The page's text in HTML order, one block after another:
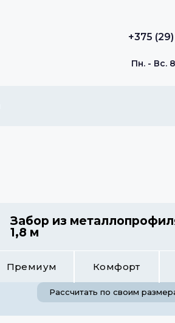
+375 (29)
Пн. - Вс.
Забор из
1,8 м
Премиум Комфорт
Рассчитать по своим